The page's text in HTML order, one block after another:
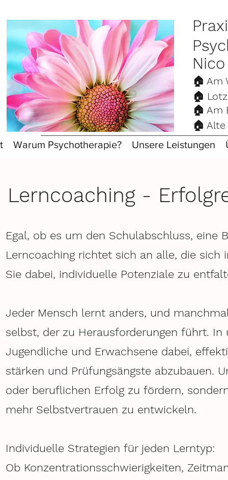
🏠
🏠
🏠
🏠
Warum Psychotherapie? Unsere Leistungen
Lerncoaching -
Egal, ob es um den Schulabschluss, eine
Lerncoaching richtet sich an alle, die sich
Sie dabei, individuelle Potenziale zu
Jeder Mensch lernt anders, und
selbst, der zu Herausforderungen führt.
Jugendliche und Erwachsene dabei,
stärken und Prüfungsängste abzubauen.
oder beruflichen Erfolg zu fördern,
mehr Selbstvertrauen zu entwickeln.
Individuelle Strategien für jeden Lerntyp:
Ob Konzentrationsschwierigkeiten,